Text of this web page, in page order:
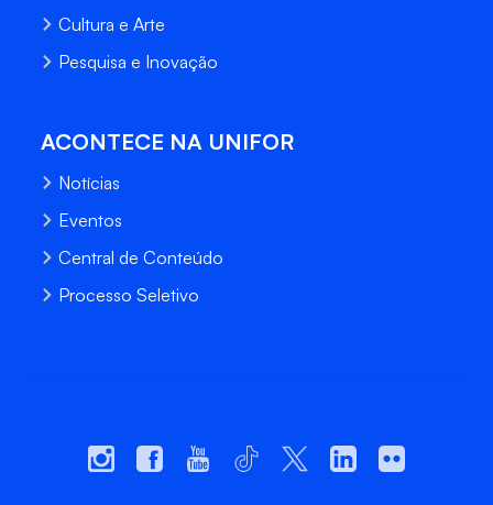
Cultura e Arte
Pesquisa e Inovação
ACONTECE NA UNIFOR
Notícias
Eventos
Central de Conteúdo
Processo Seletivo